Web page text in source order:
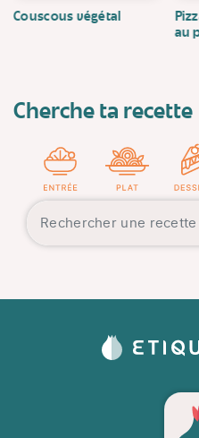
Couscous végétal
au
Cherche ta recette